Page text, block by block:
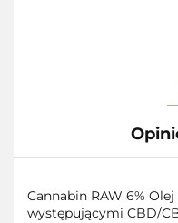
Cannabin RAW 6%
występującymi CBD/